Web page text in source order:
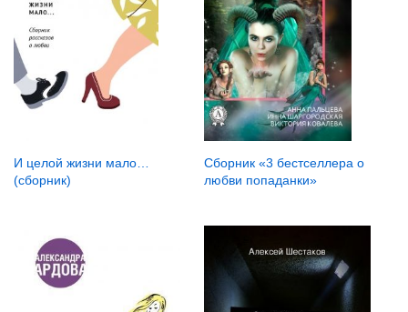
И целой жизни мало…
(сборник)
Сборник «3 бестселлера о
любви попаданки»